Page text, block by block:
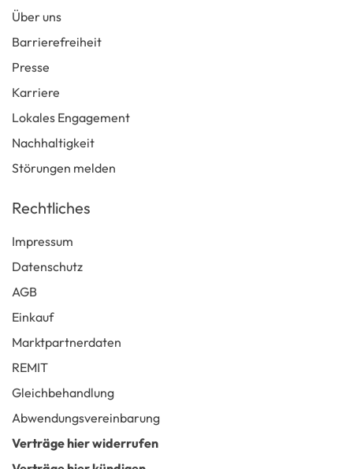
Über uns
Barrierefreiheit
Presse
Karriere
Lokales Engagement
Nachhaltigkeit
Störungen melden
Rechtliches
Impressum
Datenschutz
AGB
Einkauf
Marktpartnerdaten
REMIT
Gleichbehandlung
Abwendungsvereinbarung
Verträge hier widerrufen